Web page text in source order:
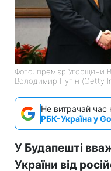
Фото: прем'єр Угорщини
Володимир Путін (Getty
Не витрачай час
РБК-Україна у
У Будапешті
України від